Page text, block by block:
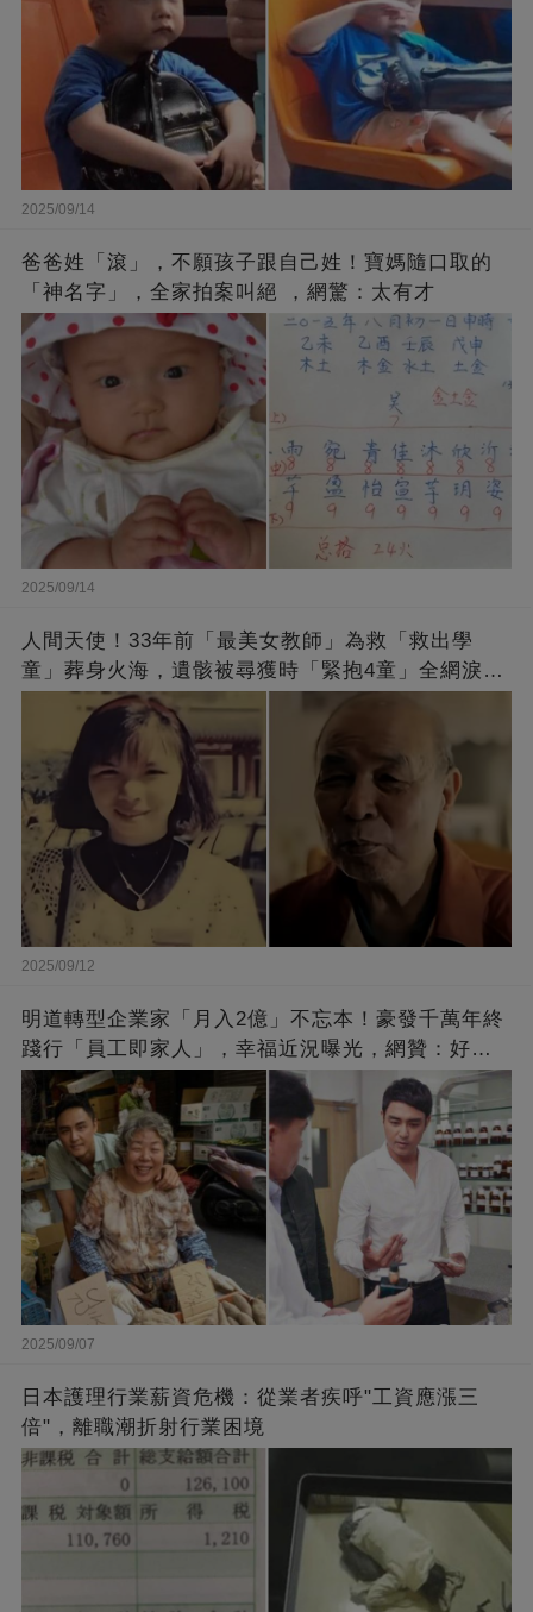
2025/09/14
爸爸姓「滾」，不願孩子跟自己姓！寶媽隨口取的
「神名字」，全家拍案叫絕 ，網驚：太有才
2025/09/14
人間天使！33年前「最美女教師」為救「救出學
童」葬身火海，遺骸被尋獲時「緊抱4童」全網淚
崩：真正的英雄不該被遺忘
2025/09/12
明道轉型企業家「月入2億」不忘本！豪發千萬年終
踐行「員工即家人」，幸福近況曝光，網贊：好老
闆的福報
2025/09/07
日本護理行業薪資危機：從業者疾呼"工資應漲三
倍"，離職潮折射行業困境